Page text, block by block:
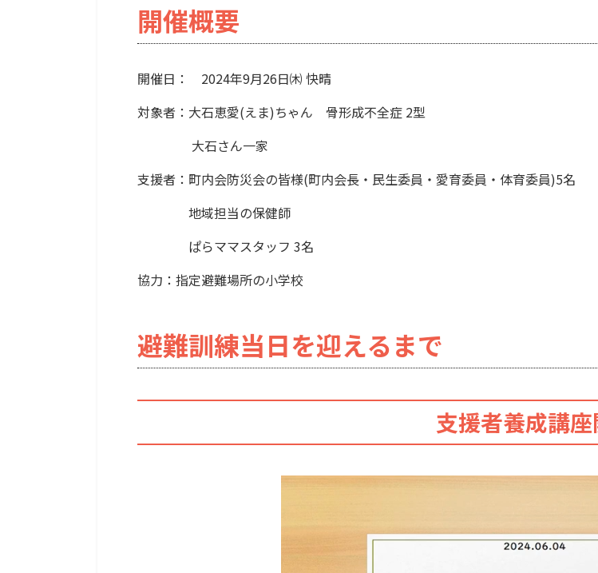
開催概要
開催日： 2024年9月26日㈭ 快晴
対象者：大石恵愛(えま)ちゃん 骨形成不全症 2型
大石さん一家
支援者：町内会防災会の皆様(町内会長・民生委員・愛育委員・体育委員)5名
地域担当の保健師
ぱらママスタッフ 3名
協力：指定避難場所の小学校
避難訓練当日を迎えるまで
支援者養成講